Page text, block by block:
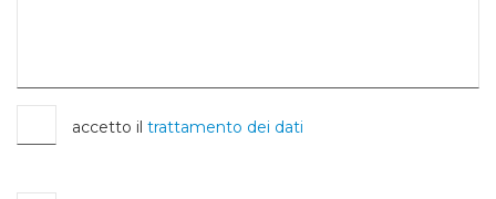
accetto il trattamento dei dati